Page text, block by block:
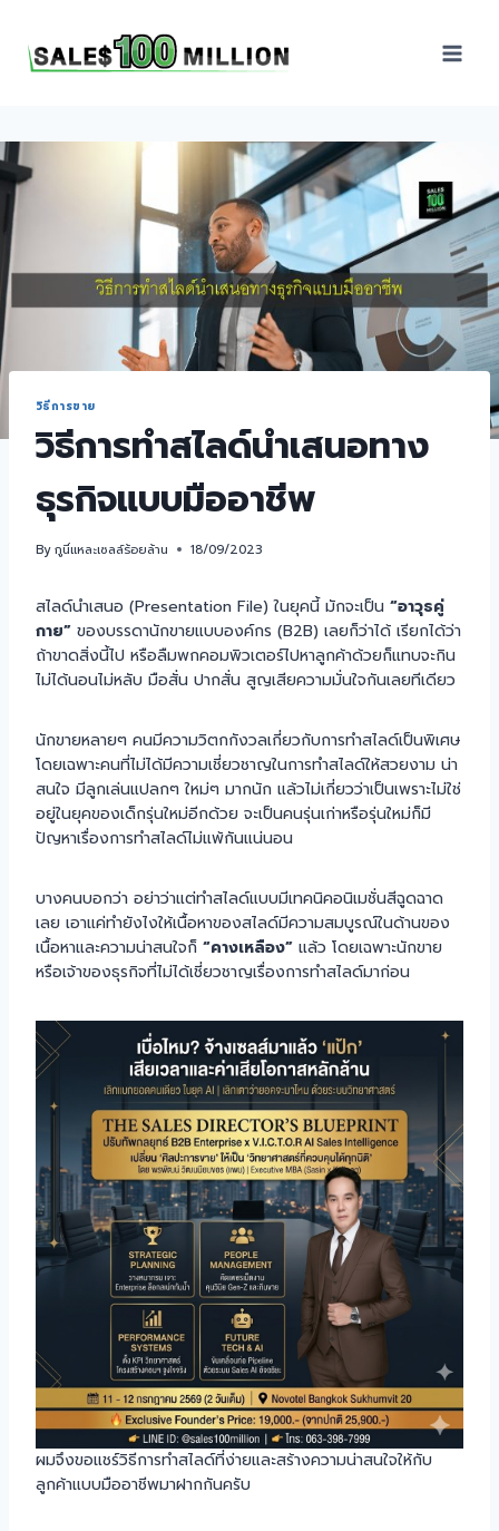
วิธีการขาย
วิธีการทำสไลด์นำเสนอทาง
ธุรกิจแบบมืออาชีพ
Byกูนี่แหละเซลล์ร้อยล้าน 18/09/2023
สไลด์นำเสนอ (Presentation File) ในยุคนี้ มักจะเป็น “อาวุธคู่
กาย” ของบรรดานักขายแบบองค์กร (B2B) เลยก็ว่าได้ เรียกได้ว่า
ถ้าขาดสิ่งนี้ไป หรือลืมพกคอมพิวเตอร์ไปหาลูกค้าด้วยก็แทบจะกิน
ไม่ได้นอนไม่หลับ มือสั่น ปากสั่น สูญเสียความมั่นใจกันเลยทีเดียว
นักขายหลายๆ คนมีความวิตกกังวลเกี่ยวกับการทำสไลด์เป็นพิเศษ
โดยเฉพาะคนที่ไม่ได้มีความเชี่ยวชาญในการทำสไลด์ให้สวยงาม น่า
สนใจ มีลูกเล่นแปลกๆ ใหม่ๆ มากนัก แล้วไม่เกี่ยวว่าเป็นเพราะไม่ใช่
อยู่ในยุคของเด็กรุ่นใหม่อีกด้วย จะเป็นคนรุ่นเก่าหรือรุ่นใหม่ก็มี
ปัญหาเรื่องการทำสไลด์ไม่แพ้กันแน่นอน
บางคนบอกว่า อย่าว่าแต่ทำสไลด์แบบมีเทคนิคอนิเมชั่นสีฉูดฉาด
เลย เอาแค่ทำยังไงให้เนื้อหาของสไลด์มีความสมบูรณ์ในด้านของ
เนื้อหาและความน่าสนใจก็ “คางเหลือง” แล้ว โดยเฉพาะนักขาย
หรือเจ้าของธุรกิจที่ไม่ได้เชี่ยวชาญเรื่องการทำสไลด์มาก่อน
ผมจึงขอแชร์วิธีการทำสไลด์ที่ง่ายและสร้างความน่าสนใจให้กับ
ลูกค้าแบบมืออาชีพมาฝากกันครับ